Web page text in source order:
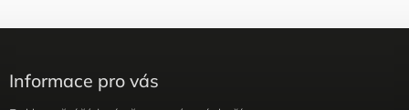
Informace pro vás